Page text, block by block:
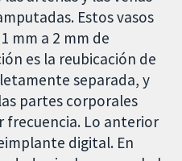
Estos vasos
mm a 2 mm de
es la reubicación de
separada, y
partes corporales
frecuencia. Lo anterior
digital. En